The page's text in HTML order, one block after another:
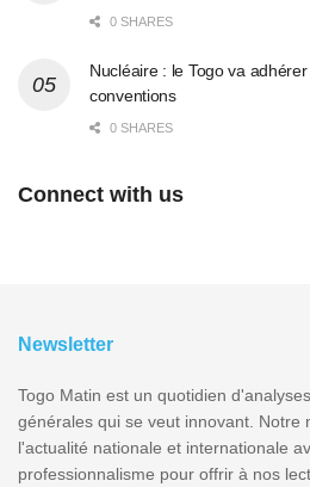
0 SHARES
Nucléaire : le Togo va
conventions
0 SHARES
Connect with us
Newsletter
Togo Matin est un quotidien
générales qui se veut innovant. Notre
l'actualité nationale et internationale
professionnalisme pour offrir à nos